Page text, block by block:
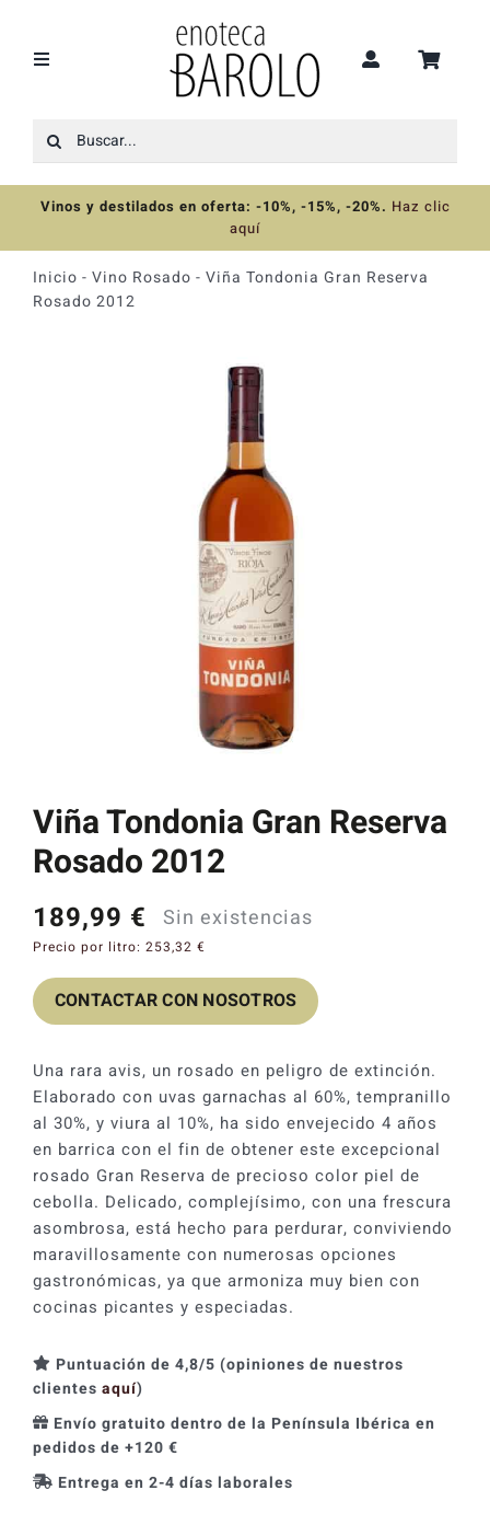
contenido
Toggle
Recomendaciones
Ofertas
Colecciones
Catas y Actividades
Buscar:
Vinos y destilados en oferta: -10%, -15%, -20%. Haz clic
aquí
Inicio - Vino Rosado - Viña Tondonia Gran Reserva
Rosado 2012
Viña Tondonia Gran Reserva
Rosado 2012
189,99 € Sin existencias
Precio por litro: 253,32 €
CONTACTAR CON NOSOTROS
Una rara avis, un rosado en peligro de extinción.
Elaborado con uvas garnachas al 60%, tempranillo
al 30%, y viura al 10%, ha sido envejecido 4 años
en barrica con el fin de obtener este excepcional
rosado Gran Reserva de precioso color piel de
cebolla. Delicado, complejísimo, con una frescura
asombrosa, está hecho para perdurar, conviviendo
maravillosamente con numerosas opciones
gastronómicas, ya que armoniza muy bien con
cocinas picantes y especiadas.
Puntuación de 4,8/5 (opiniones de nuestros
clientes aquí)
Envío gratuito dentro de la Península Ibérica en
pedidos de +120 €
Entrega en 2-4 días laborales